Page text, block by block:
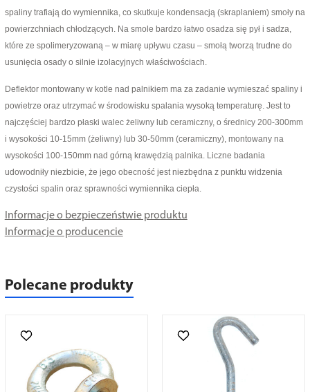
spaliny trafiają do wymiennika, co skutkuje kondensacją (skraplaniem) smoły na
powierzchniach chłodzących. Na smole bardzo łatwo osadza się pył i sadza,
które ze spolimeryzowaną – w miarę upływu czasu – smołą tworzą trudne do
usunięcia osady o silnie izolacyjnych właściwościach.
Deflektor montowany w kotle nad palnikiem ma za zadanie wymieszać spaliny i
powietrze oraz utrzymać w środowisku spalania wysoką temperaturę. Jest to
najczęściej bardzo płaski walec żeliwny lub ceramiczny, o średnicy 200-300mm
i wysokości 10-15mm (żeliwny) lub 30-50mm (ceramiczny), montowany na
wysokości 100-150mm nad górną krawędzią palnika. Liczne badania
udowodniły niezbicie, że jego obecność jest niezbędna z punktu widzenia
czystości spalin oraz sprawności wymiennika ciepła.
Informacje o bezpieczeństwie produktu
Informacje o producencie
Polecane produkty